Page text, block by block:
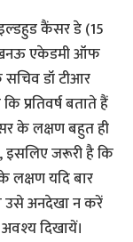
कैंसर डे (15
एकेडमी ऑफ
सचिव डॉ टीआर
प्रतिवर्ष बताते हैं
के लक्षण बहुत ही
इसलिए जरूरी है कि
लक्षण यदि बार
उसे अनदेखा न करें
दिखायें।